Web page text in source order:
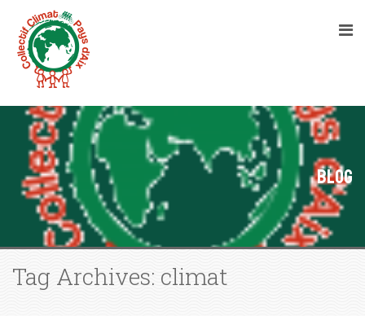
Blog
Tag Archives: climat